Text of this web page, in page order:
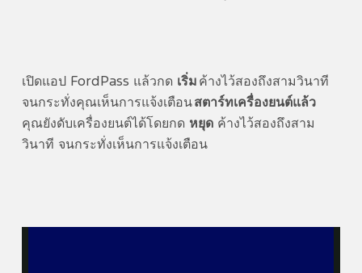
เปิดแอป FordPass แล้วกด เริ่ม ค้างไว้สองถึงสามวินาที
จนกระทั่งคุณเห็นการแจ้งเตือนสตาร์ทเครื่องยนต์แล้ว
คุณยังดับเครื่องยนต์ได้โดยกด หยุดค้างไว้สองถึงสาม
วินาที จนกระทั่งเห็นการแจ้งเตือน